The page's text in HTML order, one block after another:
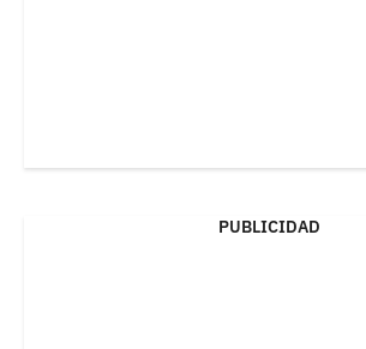
PUBLICIDAD